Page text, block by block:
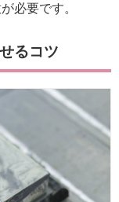
必要です。
るコツ